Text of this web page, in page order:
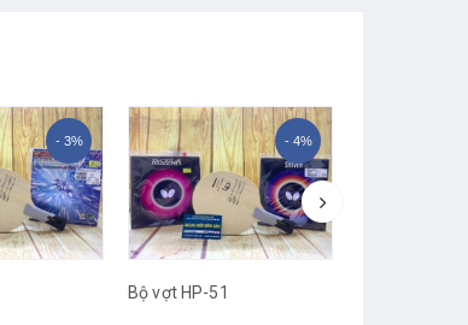
- 3% - 4%
Bộ vợt HP-51